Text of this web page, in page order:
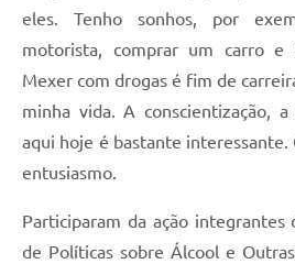
eles. Tenho sonhos, por
motorista, comprar um carro e
Mexer com drogas é fim de
minha vida. A conscientização,
aqui hoje é bastante interessante.
entusiasmo.
Participaram da ação integrantes
de Políticas sobre Álcool e